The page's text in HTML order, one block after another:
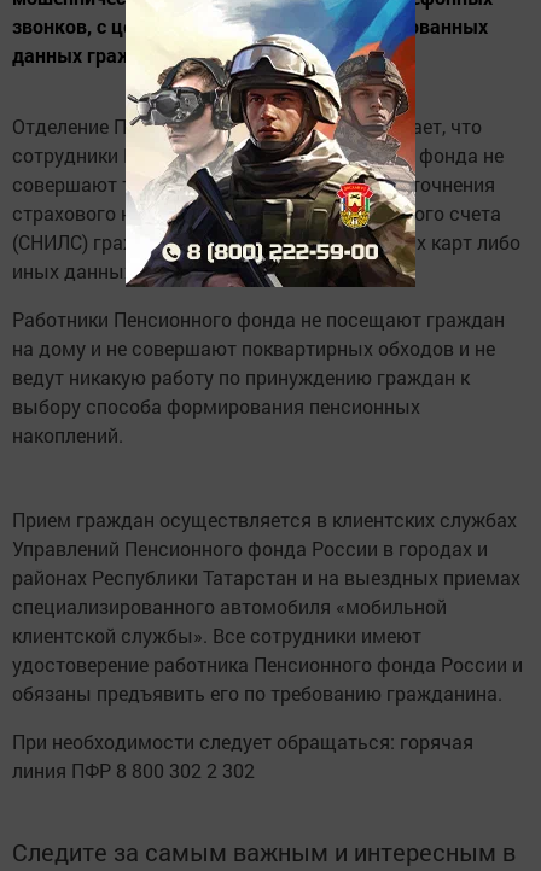
звонков, с целью получения персонифицированных
данных граждан.
Отделение Пенсионного фонда предупреждает, что
сотрудники Государственного Пенсионного фонда не
совершают телефонных звонков, с целью уточнения
страхового номера индивидуального лицевого счета
(СНИЛС) гражданина, реквизитов банковских карт либо
иных данных.
Работники Пенсионного фонда не посещают граждан
на дому и не совершают поквартирных обходов и не
ведут никакую работу по принуждению граждан к
выбору способа формирования пенсионных
накоплений.
Прием граждан осуществляется в клиентских службах
Управлений Пенсионного фонда России в городах и
районах Республики Татарстан и на выездных приемах
специализированного автомобиля «мобильной
клиентской службы». Все сотрудники имеют
удостоверение работника Пенсионного фонда России и
обязаны предъявить его по требованию гражданина.
При необходимости следует обращаться: горячая
линия ПФР 8 800 302 2 302
Следите за самым важным и интересным в